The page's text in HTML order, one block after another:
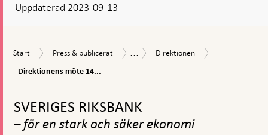
visas
Uppdaterad 2023-09-13
Start
Start
Press
publicerat
Press & publicerat
Dagordningar
... Direktionen
Direktionen
Direktionens möte 14...
toppnavigation
SVERIGES RIKSBANK
– för en stark och säker ekonomi